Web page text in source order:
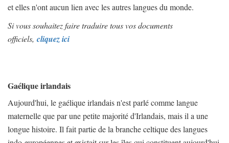
et elles n'ont aucun lien avec les autres langues du monde.
Si vous souhaitez faire traduire tous vos documents
officiels, cliquez ici
Gaélique irlandais
Aujourd'hui, le gaélique irlandais n'est parlé comme langue
maternelle que par une petite majorité d'Irlandais, mais il a une
longue histoire. Il fait partie de la branche celtique des langues